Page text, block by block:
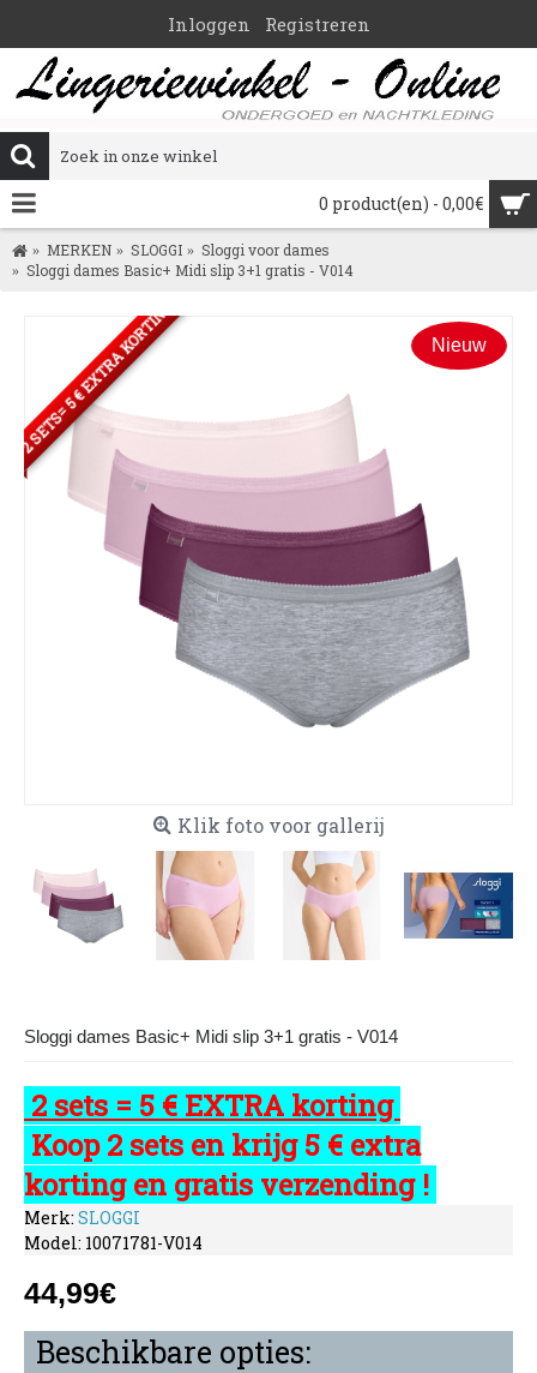
Inloggen Registreren
0 product(en) - 0,00€
MERKEN SLOGGI
Sloggi voor dames
Sloggi dames Basic+ Midi slip 3+1 gratis - V014
2 SETS= 5 € EXTRA KORTING Nieuw
Klik foto voor gallerij
Sloggi dames Basic+ Midi slip 3+1 gratis - V014
2 sets = 5 € EXTRA korting
Koop 2 sets en krijg 5 € extra
korting en gratis verzending !
Merk: SLOGGI
Model: 10071781-V014
44,99€
Beschikbare opties: